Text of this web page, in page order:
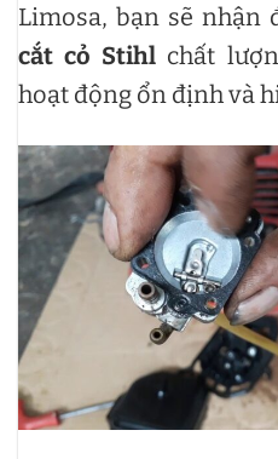
Limosa, bạn sẽ nhận
cắt cỏ Stihl chất
hoạt động ổn định và